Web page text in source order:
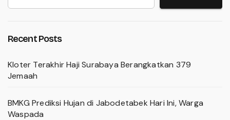
Recent Posts
Kloter Terakhir Haji Surabaya Berangkatkan 379
Jemaah
BMKG Prediksi Hujan di Jabodetabek Hari Ini, Warga
Waspada